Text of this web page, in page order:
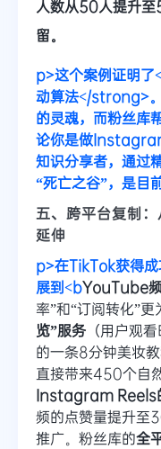
人数从50人提升
留。
p>这个案例证明了
动算法</strong>
的灵魂，而粉丝库
论你是做
知识分享者，通过
“死亡之谷”，是目
五、跨平台复制
延伸
p>在TikTok获得
展到<bYouTube
率”和“订阅转化”
览”服务 （用户观
的一条8分钟美妆
直接带来450个自
Instagram Reels
频的点赞量提升至
推广。粉丝库的全